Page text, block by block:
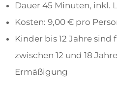
Dauer 45 Minuten, inkl.
Kosten: 9,00 € pro
Kinder bis 12 Jahre
zwischen 12 und 18
Ermäßigung